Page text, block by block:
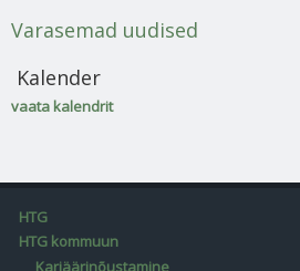
Varasemad uudised
Kalender
vaata kalendrit
HTG
HTG kommuun
Karjäärinõustamine